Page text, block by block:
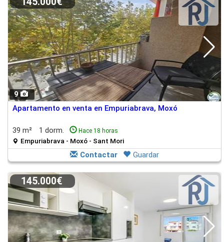
9
Apartamento en venta en Empuriabrava, Moxó
39 m² 1 dorm. Hace 18 horas
Empuriabrava - Moxó - Sant Mori
Contactar Guardar
145.000€